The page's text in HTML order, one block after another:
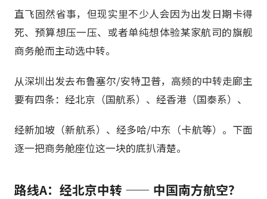
直飞固然省事，但现实里不少人会因为出发日期卡得
死、预算想压一压、或者单纯想体验某家航司的旗舰
商务舱而主动选中转。
从深圳出发去布鲁塞尔/安特卫普，高频的中转走廊主
要有四条：经北京（国航系）、经香港（国泰系）、
经新加坡（新航系）、经多哈/中东（卡航等）。下面
逐一把商务舱座位这一块的底扒清楚。
路线A：经北京中转 —— 中国南方航空？